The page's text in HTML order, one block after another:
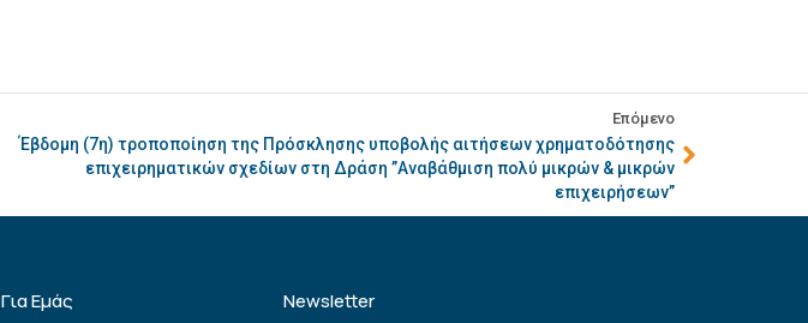
Επόμενο
Έβδομη (7η) τροποποίηση της Πρόσκλησης υποβολής αιτήσεων χρηματοδότησης
επιχειρηματικών σχεδίων στη Δράση ”Αναβάθμιση πολύ μικρών & μικρών
επιχειρήσεων”
Για Εμάς Newsletter